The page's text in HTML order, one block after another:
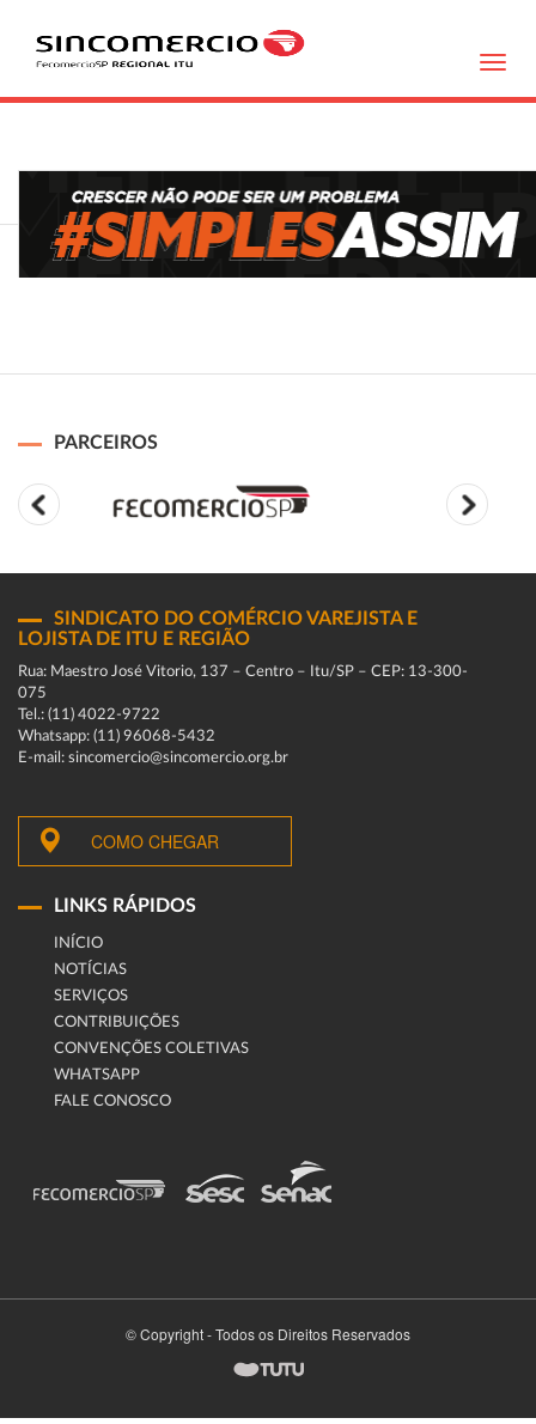
PARCEIROS
SINDICATO DO COMÉRCIO VAREJISTA E
LOJISTA DE ITU E REGIÃO
Rua: Maestro José Vitorio, 137 – Centro – Itu/SP – CEP: 13-300-
075
Tel.: (11) 4022-9722
Whatsapp: (11) 96068-5432
E-mail: sincomercio@sincomercio.org.br
COMO CHEGAR
LINKS RÁPIDOS
INÍCIO
NOTÍCIAS
SERVIÇOS
CONTRIBUIÇÕES
CONVENÇÕES COLETIVAS
WHATSAPP
FALE CONOSCO
© Copyright - Todos os Direitos Reservados